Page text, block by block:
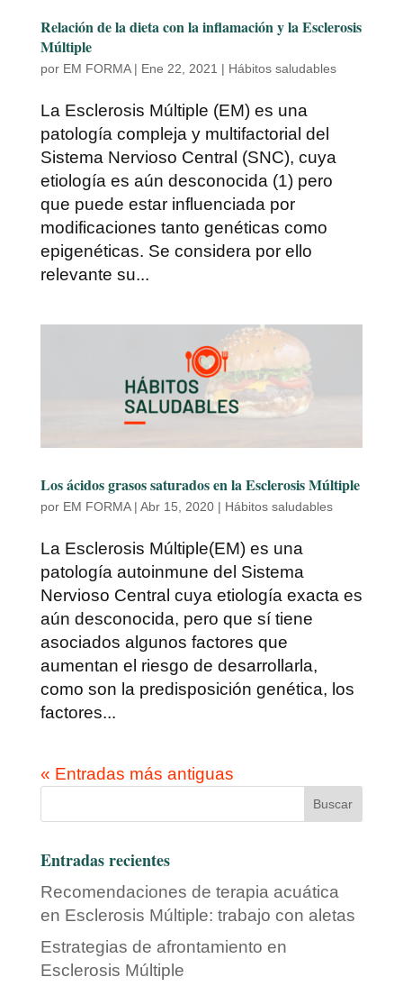
Relación de la dieta con la inflamación y la Esclerosis
Múltiple
por EM FORMA| Ene 22, 2021 | Hábitos saludables
La Esclerosis Múltiple (EM) es una
patología compleja y multifactorial del
Sistema Nervioso Central (SNC), cuya
etiología es aún desconocida (1) pero
que puede estar influenciada por
modificaciones tanto genéticas como
epigenéticas. Se considera por ello
relevante su...
Los ácidos grasos saturados en la Esclerosis Múltiple
por EM FORMA| Abr 15, 2020| Hábitos saludables
La Esclerosis Múltiple(EM) es una
patología autoinmune del Sistema
Nervioso Central cuya etiología exacta es
aún desconocida, pero que sí tiene
asociados algunos factores que
aumentan el riesgo de desarrollarla,
como son la predisposición genética, los
factores...
« Entradas más antiguas
Entradas recientes
Recomendaciones de terapia acuática
en Esclerosis Múltiple: trabajo con aletas
Estrategias de afrontamiento en
Esclerosis Múltiple